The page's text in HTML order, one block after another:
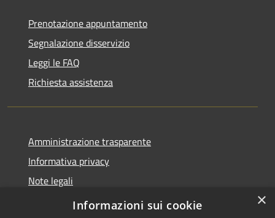
Prenotazione appuntamento
Segnalazione disservizio
Leggi le FAQ
Richiesta assistenza
Amministrazione trasparente
Informativa privacy
Note legali
Dichiarazione di accessibilità
×
Informazioni sui cookie